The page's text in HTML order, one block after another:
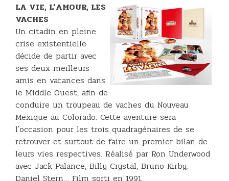
LA VIE, L’AMOUR, LES
VACHES
Un citadin en pleine
crise existentielle
décide de partir avec
ses deux meilleurs
amis en vacances dans
le Middle Ouest, afin de
conduire un troupeau de vaches du Nouveau
Mexique au Colorado. Cette aventure sera
l'occasion pour les trois quadragénaires de se
retrouver et surtout de faire un premier bilan de
leurs vies respectives. Réalisé par Ron Underwood
avec Jack Palance, Billy Crystal, Bruno Kirby,
Daniel Stern… Film sorti en 1991.